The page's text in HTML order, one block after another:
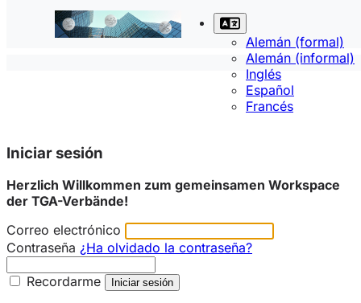
Alemán (formal)
Alemán (informal)
Inglés
Español
Francés
Iniciar sesión
Herzlich Willkommen zum gemeinsamen Workspace
der TGA-Verbände!
Correo electrónico
Contraseña ¿Ha olvidado la contraseña?
Recordarme